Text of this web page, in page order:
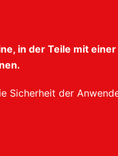
in der Teile mit einer
Sicherheit der